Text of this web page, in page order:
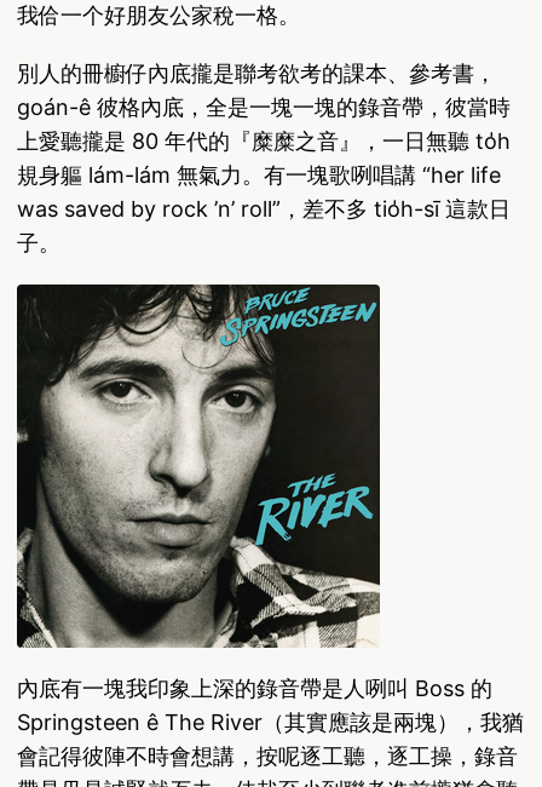
我佮一个好朋友公家稅一格。
別人的冊櫥仔內底攏是聯考欲考的課本、參考書，
goán-ê 彼格內底，全是一塊一塊的錄音帶，彼當時
上愛聽攏是 80 年代的『糜糜之音』，一日無聽 to̍h
規身軀 lám-lám 無氣力。有一塊歌咧唱講 “her life
was saved by rock ’n’ roll”，差不多 tio̍h-sī 這款日
子。
內底有一塊我印象上深的錄音帶是人咧叫 Boss 的
Springsteen ê The River（其實應該是兩塊），我猶
會記得彼陣不時會想講，按呢逐工聽，逐工操，錄音